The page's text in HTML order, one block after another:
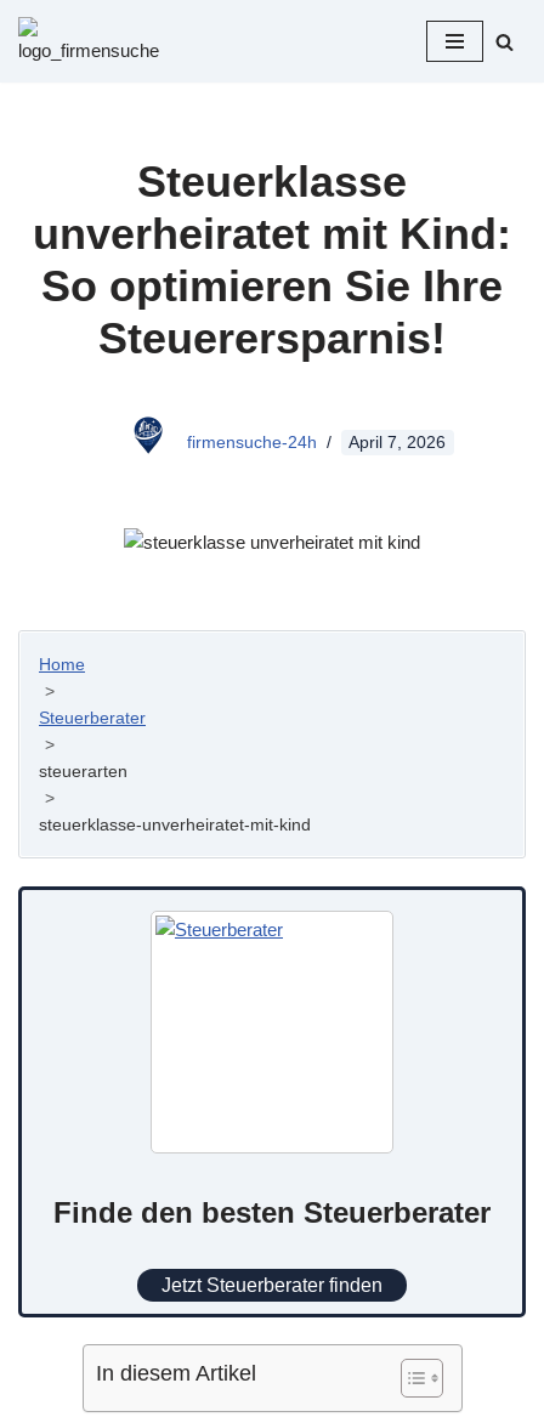
Zum
Steuerklasse
unverheiratet mit Kind:
So optimieren Sie Ihre
Steuerersparnis!
firmensuche-24h April 7, 2026
Home
>
Steuerberater
>
steuerarten
>
steuerklasse-unverheiratet-mit-kind
Finde den besten Steuerberater
Jetzt Steuerberater finden
In diesem Artikel